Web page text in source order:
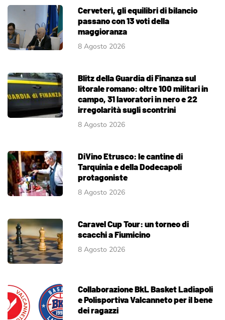
Cerveteri, gli equilibri di bilancio
passano con 13 voti della
maggioranza
8 Agosto 2026
Blitz della Guardia di Finanza sul
litorale romano: oltre 100 militari in
campo, 31 lavoratori in nero e 22
irregolarità sugli scontrini
8 Agosto 2026
DiVino Etrusco: le cantine di
Tarquinia e della Dodecapoli
protagoniste
8 Agosto 2026
Caravel Cup Tour: un torneo di
scacchi a Fiumicino
8 Agosto 2026
Collaborazione BkL Basket Ladiapoli
e Polisportiva Valcanneto per il bene
dei ragazzi